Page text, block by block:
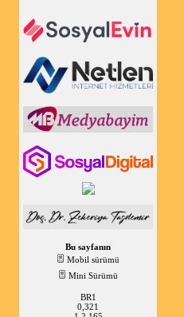
Bu sayfanın
Mobil sürümü
Mini Sürümü
BR1
0,321